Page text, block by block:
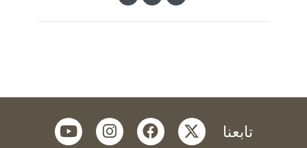
تابعنا twitter
facebook
instagram
youtube